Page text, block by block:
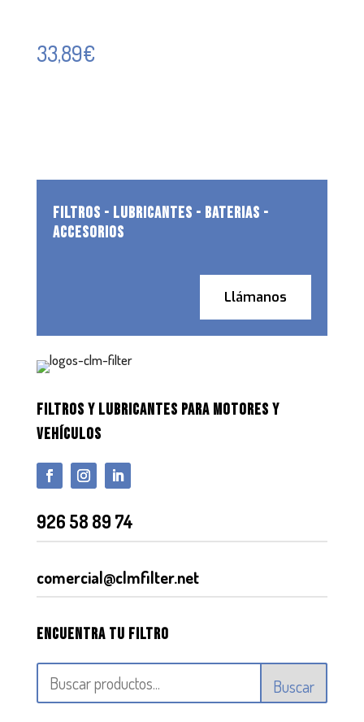
33,89€
FILTROS - LUBRICANTES - BATERIAS -
ACCESORIOS
Llámanos
FILTROS Y LUBRICANTES PARA MOTORES Y
VEHÍCULOS
926 58 89 74
comercial@clmfilter.net
Encuentra tu filtro
Buscar